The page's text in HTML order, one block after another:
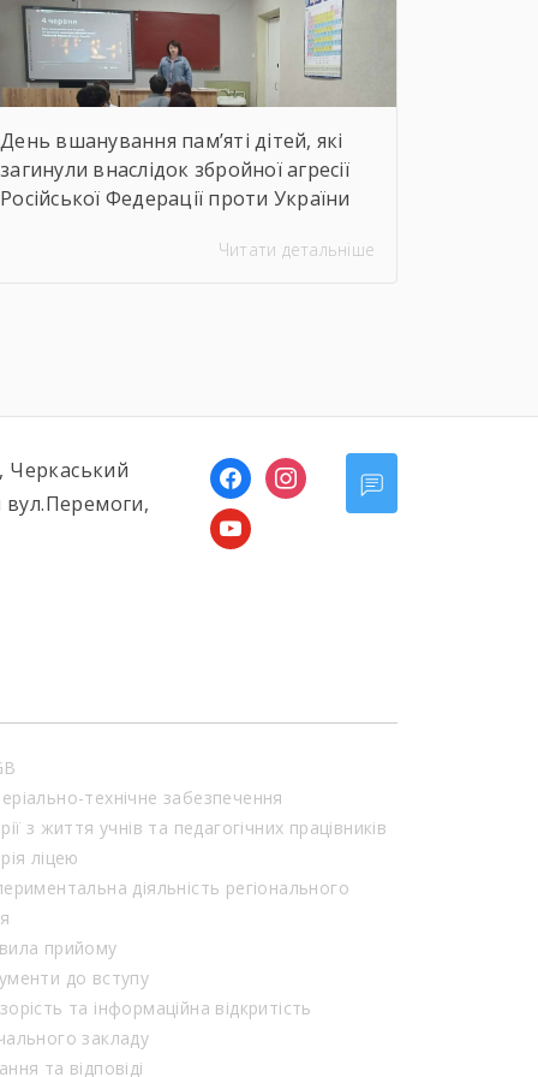
неймовірну філігранність витинанок,
графіки […]
День вшанування пам’яті дітей, які
загинули внаслідок збройної агресії
Російської Федерації проти України
Читати детальніше
Черкаський
facebookinstagram
youtube
технічне забезпечення
з життя учнів та педагогічних працівників
ліцею
діяльність регіонального
прийому
до вступу
та інформаційна відкритість
закладу
та відповіді